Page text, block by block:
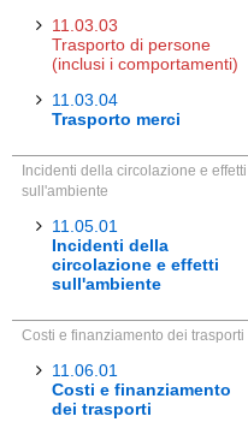
11.03.03
Trasporto di persone
(inclusi i comportamenti)
11.03.04
Trasporto merci
Incidenti della circolazione e effetti
sull'ambiente
11.05.01
Incidenti della
circolazione e effetti
sull'ambiente
Costi e finanziamento dei trasporti
11.06.01
Costi e finanziamento
dei trasporti